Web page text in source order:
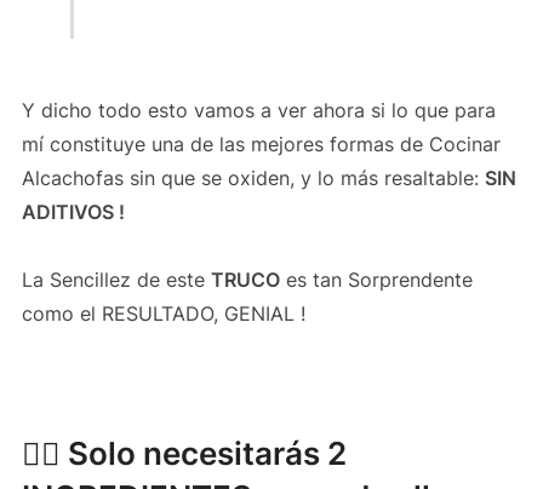
Y dicho todo esto vamos a ver ahora si lo que para
mí constituye una de las mejores formas de Cocinar
Alcachofas sin que se oxiden, y lo más resaltable: SIN
ADITIVOS !
La Sencillez de este TRUCOes tan Sorprendente
como el RESULTADO, GENIAL !
👌🏻 Solo necesitarás 2